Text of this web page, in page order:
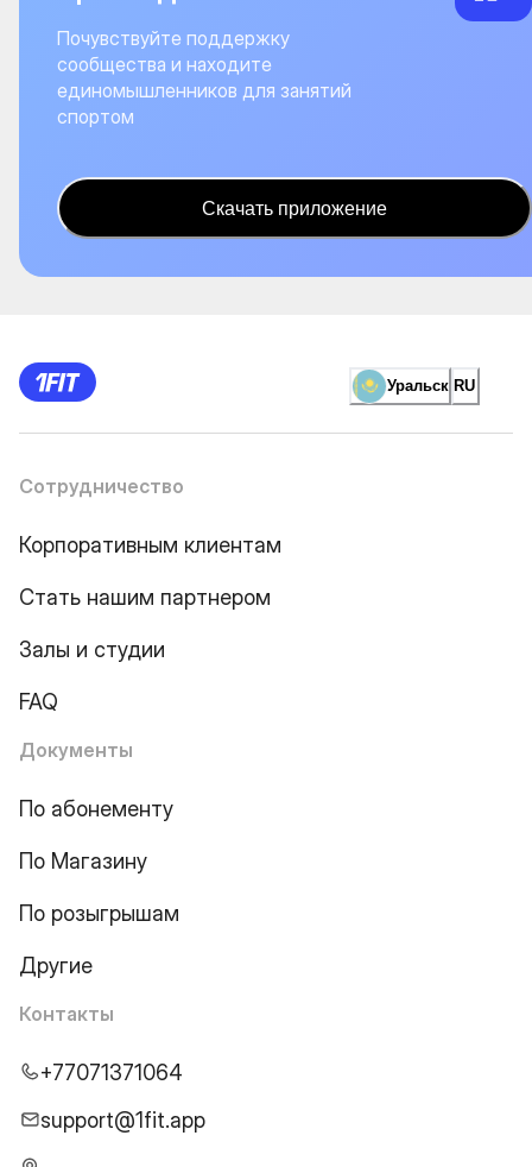
Почувствуйте поддержку
сообщества и находите
единомышленников для занятий
спортом
Скачать приложение
Уральск RU
Сотрудничество
Корпоративным клиентам
Стать нашим партнером
Залы и студии
FAQ
Документы
По абонементу
По Магазину
По розыгрышам
Другие
Контакты
+77071371064
support@1fit.app